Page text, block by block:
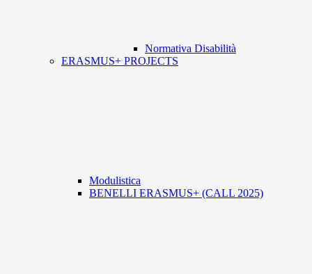
Normativa Disabilità
ERASMUS+ PROJECTS
Modulistica
BENELLI ERASMUS+ (CALL 2025)